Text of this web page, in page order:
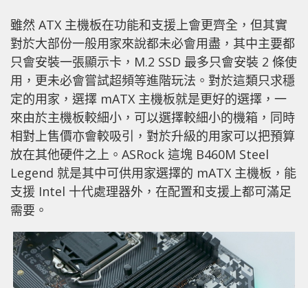
雖然 ATX 主機板在功能和支援上會更齊全，但其實
對於大部份一般用家來說都未必會用盡，其中主要都
只會安裝一張顯示卡，M.2 SSD 最多只會安裝 2 條使
用，更未必會嘗試超頻等進階玩法。對於這類只求穩
定的用家，選擇 mATX 主機板就是更好的選擇，一
來由於主機板較細小，可以選擇較細小的機箱，同時
相對上售價亦會較吸引，對於升級的用家可以把預算
放在其他硬件之上。ASRock 這塊 B460M Steel
Legend 就是其中可供用家選擇的 mATX 主機板，能
支援 Intel 十代處理器外，在配置和支援上都可滿足
需要。